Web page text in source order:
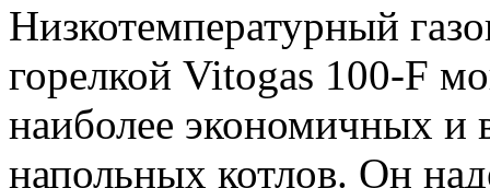
Низкотемпературный
горелкой Vitogas 100-F
наиболее экономичных и
напольных котлов. Он